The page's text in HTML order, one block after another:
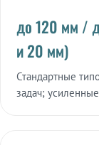
до 120 мм /
и 20 мм)
Стандартные
задач;